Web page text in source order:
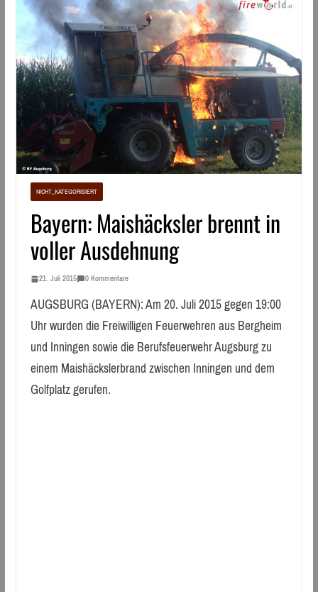
NICHT_KATEGORISIERT
Bayern: Maishäcksler brennt in
voller Ausdehnung
21. Juli 2015 0 Kommentare
AUGSBURG (BAYERN): Am 20. Juli 2015 gegen 19:00
Uhr wurden die Freiwilligen Feuerwehren aus Bergheim
und Inningen sowie die Berufsfeuerwehr Augsburg zu
einem Maishäckslerbrand zwischen Inningen und dem
Golfplatz gerufen.